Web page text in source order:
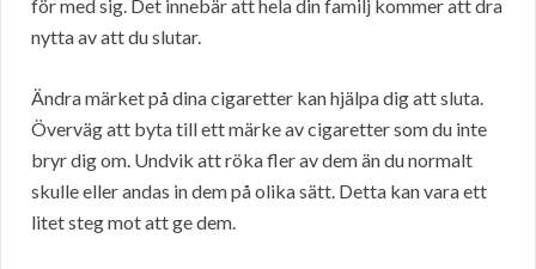
för med sig. Det innebär att hela din familj kommer att dra
nytta av att du slutar.
Ändra märket på dina cigaretter kan hjälpa dig att sluta.
Överväg att byta till ett märke av cigaretter som du inte
bryr dig om. Undvik att röka fler av dem än du normalt
skulle eller andas in dem på olika sätt. Detta kan vara ett
litet steg mot att ge dem.